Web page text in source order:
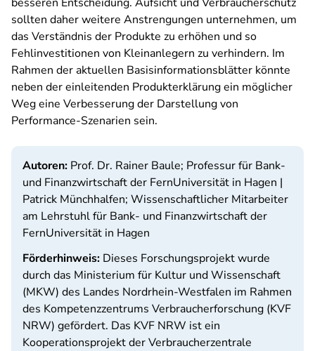
sollten daher weitere Anstrengungen unternehmen, um
das Verständnis der Produkte zu erhöhen und so
Fehlinvestitionen von Kleinanlegern zu verhindern. Im
Rahmen der aktuellen Basisinformationsblätter könnte
neben der einleitenden Produkterklärung ein möglicher
Weg eine Verbesserung der Darstellung von
Performance-Szenarien sein.
Autoren: Prof. Dr. Rainer Baule; Professur für Bank-
und Finanzwirtschaft der FernUniversität in Hagen |
Patrick Münchhalfen; Wissenschaftlicher Mitarbeiter
am Lehrstuhl für Bank- und Finanzwirtschaft der
FernUniversität in Hagen
Förderhinweis: Dieses Forschungsprojekt wurde
durch das Ministerium für Kultur und Wissenschaft
(MKW) des Landes Nordrhein-Westfalen im Rahmen
des Kompetenzzentrums Verbraucherforschung (KVF
NRW) gefördert. Das KVF NRW ist ein
Kooperationsprojekt der Verbraucherzentrale